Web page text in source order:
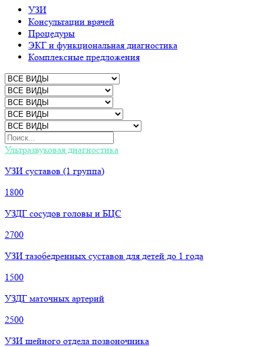
УЗИ
Консультации врачей
Процедуры
ЭКГ и функциональная диагностика
Комплексные предложения
Ультразвуковая диагностика
УЗИ суставов (1 группа)
1800
УЗДГ сосудов головы и БЦС
2700
УЗИ тазобедренных суставов для детей до 1 года
1500
УЗДГ маточных артерий
2500
УЗИ шейного отдела позвоночника